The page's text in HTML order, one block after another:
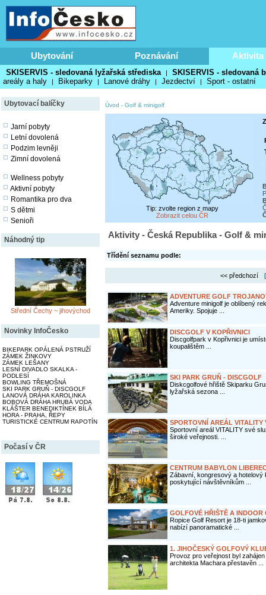
Ubytování Poznávání Aktivita
SKISERVIS - sledovaná lyžařská střediska |
SKISERVIS - sledovaná
areály a haly
| Bikeparky | Lanové dráhy | Jezdectví | Sport - ostatní
Ubytovací balíčky
Jarní pobyty
Letní dovolená
Podzim levněji
Zimní dovolená
Wellness pobyty
Aktivní pobyty
Romantika pro dva
S dětmi
Senioři
Náhodný tip
Střední Čechy ~ jihovýchod
Novinky InfoČesko
BIKEPARK OPÁLENÁ PSTRUŽÍ
ZÁMEK ŽINKOVY
ZÁMEK LEŠANY
LESNÍ DIVADLO SKALKA -
PODLESÍ
BOWLING TŘEMOŠNÁ
SKI PARK GRUŇ - DISCGOLF
LANOVÁ DRÁHA KAROLINKA
BOBOVÁ DRÁHA HRUBÁ VODA
KLÁŠTER BENEDIKTÍNEK BÍLÁ
HORA - PRAHA, ŘEPY
TURISTICKÉ CENTRUM RAPOTÍN
Počasí v ČR
Úvod - Golf & minigolf
Tip: zvolte region z mapy
Zobrazit celou ČR
Aktivity - Česká Republika - Golf &
Třídění seznamu podle:
<< předchozí
ADVENTURE GOLF
Adventure minigolf je oblíbený
Ameriky. Spojuje ...
DISCGOLF V KOPŘIVNICI
Discgolfpark v Kopřivnici je
koupalištěm ...
SKI PARK GRUŇ - DISCGOLF
Diskcgolfové hřiště Skiparku
lyžařská sezona ...
SPORTOVNÍ AREÁL VITALITY
Sportovní areál VITALITY své
široké veřejnosti. ...
CENTRUM BABYLON
Zábavní, kongresový a hotelový
poskytující návštěvníkům ...
GOLFOVÉ HŘIŠTĚ A INDOOR
Ropice Golf Resort je 18-ti
nabízí panoramatické ...
1. JIHOČESKÝ GOLFOVÝ
Provoz pro veřejnost byl
architekta Machara přestavěn ...